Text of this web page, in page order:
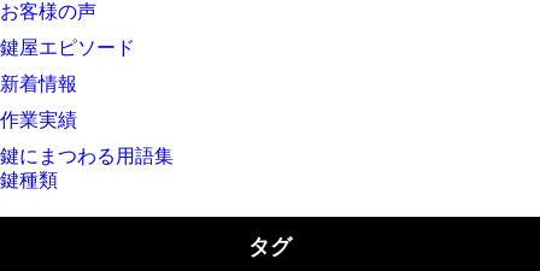
お客様の声
鍵屋エピソード
新着情報
作業実績
鍵にまつわる用語集
鍵種類
タグ